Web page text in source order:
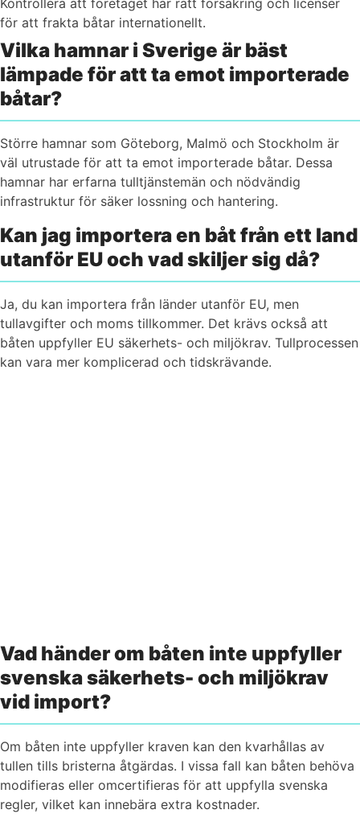
för att frakta båtar internationellt.
Vilka hamnar i Sverige är bäst
lämpade för att ta emot importerade
båtar?
Större hamnar som Göteborg, Malmö och Stockholm är
väl utrustade för att ta emot importerade båtar. Dessa
hamnar har erfarna tulltjänstemän och nödvändig
infrastruktur för säker lossning och hantering.
Kan jag importera en båt från ett land
utanför EU och vad skiljer sig då?
Ja, du kan importera från länder utanför EU, men
tullavgifter och moms tillkommer. Det krävs också att
båten uppfyller EU säkerhets- och miljökrav. Tullprocessen
kan vara mer komplicerad och tidskrävande.
Vad händer om båten inte uppfyller
svenska säkerhets- och miljökrav
vid import?
Om båten inte uppfyller kraven kan den kvarhållas av
tullen tills bristerna åtgärdas. I vissa fall kan båten behöva
modifieras eller omcertifieras för att uppfylla svenska
regler, vilket kan innebära extra kostnader.